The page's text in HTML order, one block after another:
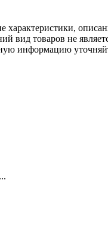
характеристики,
вид товаров не
информацию